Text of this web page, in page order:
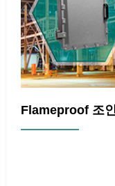
Flameproof 조